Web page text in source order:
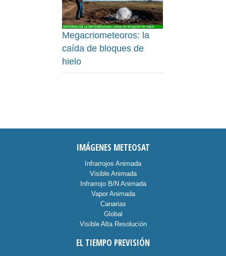
Megacriometeoros: la
caída de bloques de
hielo
IMÁGENES METEOSAT
Infrarrojos Animada
Visible Animada
Infrarrojo B/N Animada
Vapor Animada
Canarias
Global
Visible Alta Resolución
EL TIEMPO PREVISIÓN